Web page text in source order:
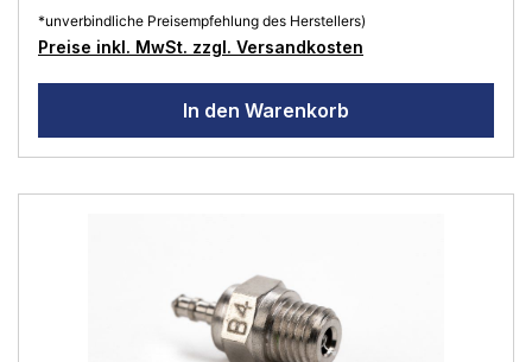
*unverbindliche Preisempfehlung des Herstellers)
Preise inkl. MwSt. zzgl. Versandkosten
In den Warenkorb